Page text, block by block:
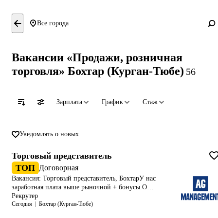
Все города
Вакансии «Продажи, розничная
торговля» Бохтар (Курган-Тюбе) 56
Зарплата График Стаж
Уведомлять о новых
Торговый представитель
ТОП Договорная
Вакансия: Торговый представитель, БохтарУ нас
заработная плата выше рыночной + бонусы.О
компании:Мы - крупнейшая кондитерская фабрика в
Таджикистане. Уже более 14 лет наша продукция – на
Рекрутер
Сегодня Бохтар (Курган-Тюбе)